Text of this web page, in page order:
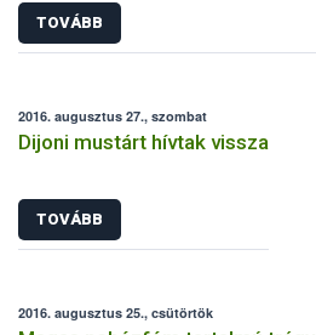
TOVÁBB
2016. augusztus 27., szombat
Dijoni mustárt hívtak vissza
TOVÁBB
2016. augusztus 25., csütörtök